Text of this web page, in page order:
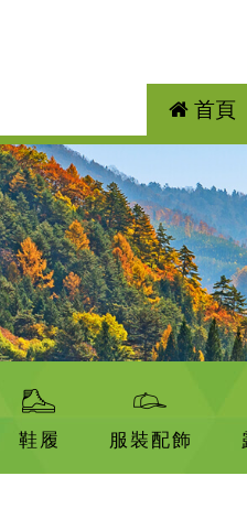
首頁
鞋履 服裝配飾